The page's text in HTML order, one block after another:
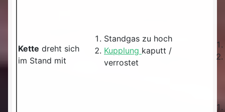
Kette dreht sich
im Stand mit
Standgas zu hoch
Kupplung kaputt /
verrostet